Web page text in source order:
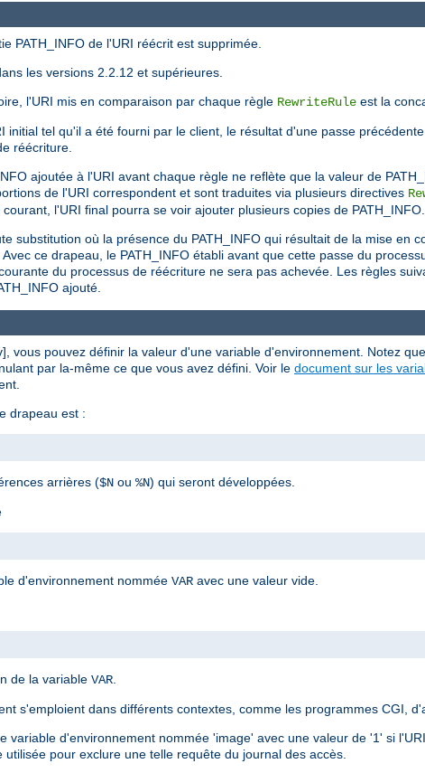
PATH_INFO de l'URI réécrit est supprimée.
les versions 2.2.12 et supérieures.
l'URI mis en comparaison par chaque règle RewriteRule est la
initial tel qu'il a été fourni par le client, le résultat d'une passe
réécriture.
ajoutée à l'URI avant chaque règle ne reflète que la valeur de
de l'URI correspondent et sont traduites via plusieurs directives
l'URI final pourra se voir ajouter plusieurs copies de PATH_INFO.
substitution où la présence du PATH_INFO qui résultait de la mise en
ce drapeau, le PATH_INFO établi avant que cette passe du
du processus de réécriture ne sera pas achevée. Les règles
ajouté.
vous pouvez définir la valeur d'une variable d'environnement. Notez
par la-même ce que vous avez défini. Voir le document sur les
drapeau est :
arrières ($N ou %N) qui seront développées.
d'environnement nommée VAR avec une valeur vide.
de la variable VAR
s'emploient dans différents contextes, comme les programmes CGI,
variable d'environnement nommée 'image' avec une valeur de '1' si
pour exclure une telle requête du journal des accès.